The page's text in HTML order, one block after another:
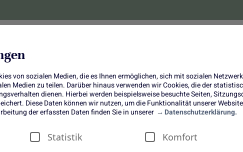
von sozialen Medien, die es Ihnen ermöglichen, sich mit sozialen
Medien zu teilen. Darüber hinaus verwenden wir Cookies, die der
dienen. Hierbei werden beispielsweise besuchte Seiten,
Diese Daten können wir nutzen, um die Funktionalität unserer
der erfassten Daten finden Sie in unserer
Datenschutzerklärung.
Statistik Komfort
Vorfreude pur: Die Erdbeeren